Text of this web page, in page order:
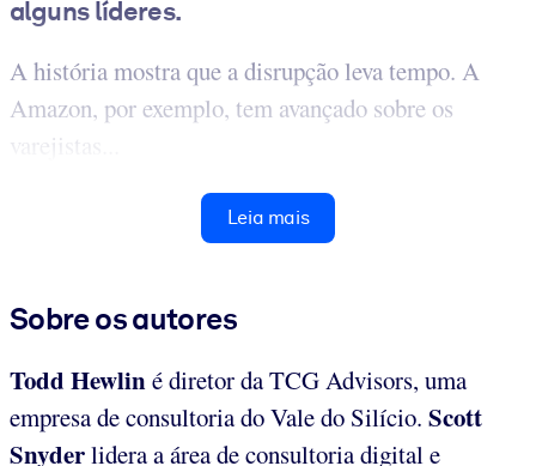
alguns líderes.
A história mostra que a disrupção leva tempo. A
Amazon, por exemplo, tem avançado sobre os
varejistas...
Leia mais
Sobre os autores
Todd Hewliné diretor da TCG Advisors, uma
empresa de consultoria do Vale do Silício. Scott
Snyderlidera a área de consultoria digital e